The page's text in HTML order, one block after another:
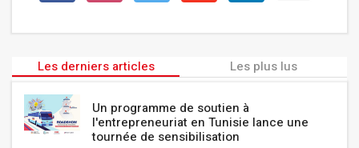
Les derniers articles Les plus lus
Un programme de soutien à
l'entrepreneuriat en Tunisie lance une
tournée de sensibilisation